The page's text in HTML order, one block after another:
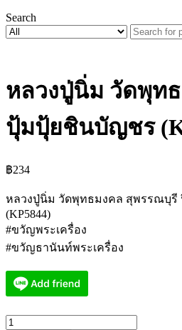
Search
หลวงปู่นิ่ม วัดพุท
ปุ้มปุ้ยชินบัญชร
฿234
หลวงปู่นิ่ม วัดพุทธมงคล สุพรรณบุ
(KP5844)
#ขวัญพระเครื่อง
#ขวัญธานันท์พระเครื่อง
จำนวน